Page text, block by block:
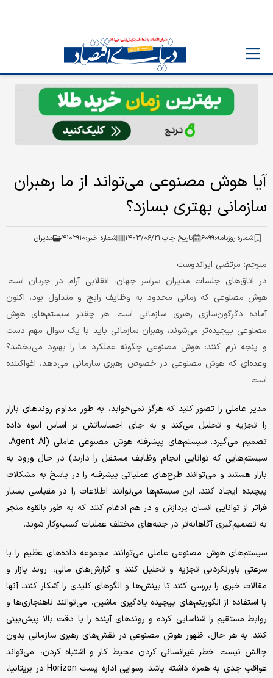
آیا هوش مصنوعی می‌تواند از ما رهبران
سازمانی بهتری بسازد؟
شماره روزنامه:۶۰۹۹ تاریخ چاپ:۱۴۰۳/۰۶/۲۱ شماره خبر:۴۱۰۲۹۱۰ مدیران
مترجم: مرتضی ایراندوست
در اتاق‌‌‌های جلسات مدیران سراسر جهان، انقلابی آرام در جریان است.
هوش مصنوعی که زمانی محدود به وظایف رایج و متداول بود، اکنون
آماده دگرگون‌‌‌سازی رهبری سازمانی است. هر چقدر سیستم‌های هوش
مصنوعی پیچیده‌‌‌تر می‌‌‌شوند، رهبران سازمانی باید با یک سوال مهم دست
و پنجه نرم کنند: هوش مصنوعی چگونه عملکرد ما را بهبود می‌‌‌بخشد؟
وعده‌‌‌ای که هوش مصنوعی در خصوص رهبری سازمانی می‌‌‌دهد، اغواکننده
است.
مدیر عاملی را تصور کنید که هرگز نمی‌‌‌خوابد، به طور مداوم روندهای بازار
را تجزیه و تحلیل می‌‌‌کند و به جای احساساتش بر اساس انبوه داده
تصمیم می‌گیرد. سیستم‌های پیشرفته هوش مصنوعی عاملی (Agent AI،
سیستم‌هایی که توانایی انجام وظایف مستقل را دارند) در حال ورود به
بازار هستند و می‌توانند طرح‌‌‌های عملیاتی پیشرفته را در پاسخ به مشکلات
پیچیده ایجاد کنند. این سیستم‌ها می‌توانند اطلاعات را در مقیاسی بسیار
فراتر از توانایی انسان پردازش و در هم ادغام کنند که به طور بالقوه منجر
به تصمیم‌گیری آگاهانه‌‌‌‌تر در جنبه‌‌‌های مختلف عملیات کسب‌وکار شوند.
سیستم‌های هوش مصنوعی عاملی می‌توانند مجموعه داده‌‌‌های عظیم را با
سرعتی باورنکردنی تجزیه و تحلیل کنند و گزارش‌‌‌های مالی، روند بازار و
مقالات خبری را بررسی کنند تا بینش‌‌‌ها و الگوهای کلیدی را آشکار کنند. آنها
با استفاده از الگوریتم‌‌‌های پیچیده یادگیری ماشین، می‌توانند ناهنجاری‌‌‌ها و
روابط مستقیم را شناسایی کرده و روندهای آینده را با دقت بالا پیش‌بینی
کنند. به هر حال، ظهور هوش مصنوعی در نقش‌‌‌های رهبری سازمانی بدون
چالش نیست. خطر غیرانسانی کردن محیط کار و اشتباه کردن، می‌تواند
عواقب جدی به همراه داشته باشد. رسوایی اداره پست Horizon در بریتانیا،